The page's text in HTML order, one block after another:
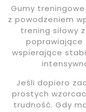
Gumy
z powodzeniem
trening siłowy
poprawiające
wspierające
Jeśli dopiero
prostych
trudność. Gdy